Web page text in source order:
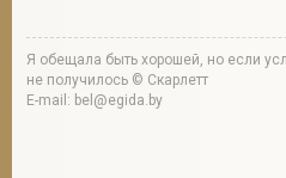
Я обещала быть хорошей, но если
не получилось © Скарлетт
E-mail: bel@egida.by